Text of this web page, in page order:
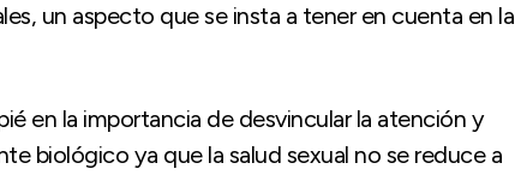
un aspecto que se insta a tener en cuenta en la
en la importancia de desvincular la atención y
biológico ya que la salud sexual no se reduce a